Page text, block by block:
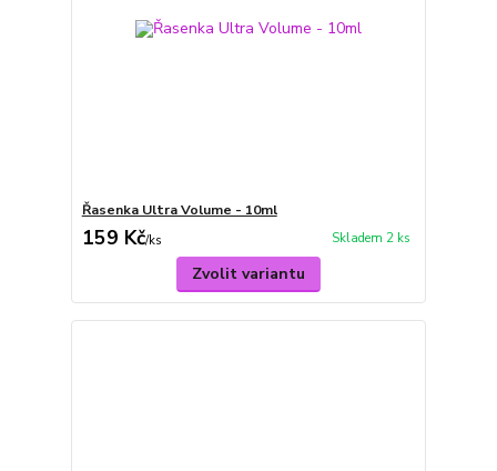
Řasenka Ultra Volume - 10ml
159 Kč/ks Skladem 2 ks
Zvolit variantu